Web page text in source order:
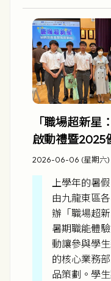
「職場超新星
啟動禮暨2025
2026-06-06 (星期六)
上學年的暑
由九龍東區
辦「職場超
暑期職能體
動讓參與學
的核心業務
品策劃。學